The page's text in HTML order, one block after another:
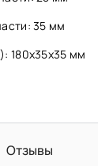
35 мм
180х35х35 мм
Отзывы